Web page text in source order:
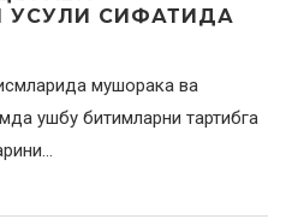
СИФАТИДА
мушорака ва
ушбу битимларни тартибга